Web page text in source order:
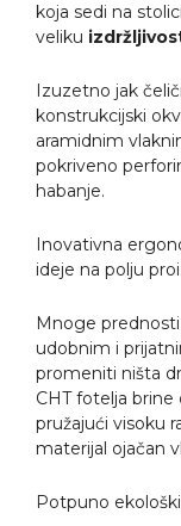
koja sedi na
veliku
Izuzetno jak
konstrukcijski
aramidnim
pokriveno
habanje.
Inovativna
ideje na polju
Mnoge
udobnim i
promeniti ništa
CHT fotelja brine
pružajući visoku
materijal ojačan
Potpuno